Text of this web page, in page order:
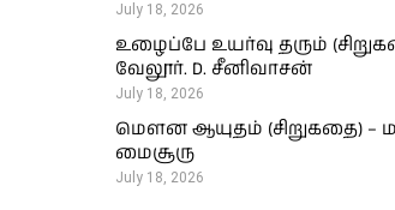
July 18, 2026
உழைப்பே உயர்வு தரும்
வேலூர். D. சீனிவாசன்
July 18, 2026
மௌன ஆயுதம் (சிறுகதை) –
மைசூரு
July 18, 2026